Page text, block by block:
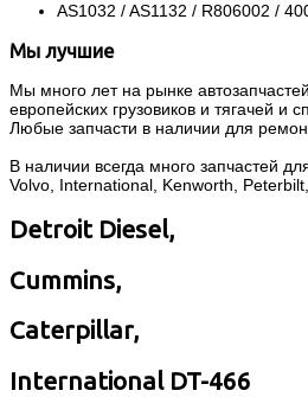
AS1032 / AS1132 / R806002 /
Мы лучшие
Мы много лет на рынке
европейских грузовиков и тягачей и
Любые запчасти в наличии для
В наличии всегда много запчастей
Volvo, International, Kenworth,
Detroit Diesel,
Cummins,
Caterpillar,
International DT-466